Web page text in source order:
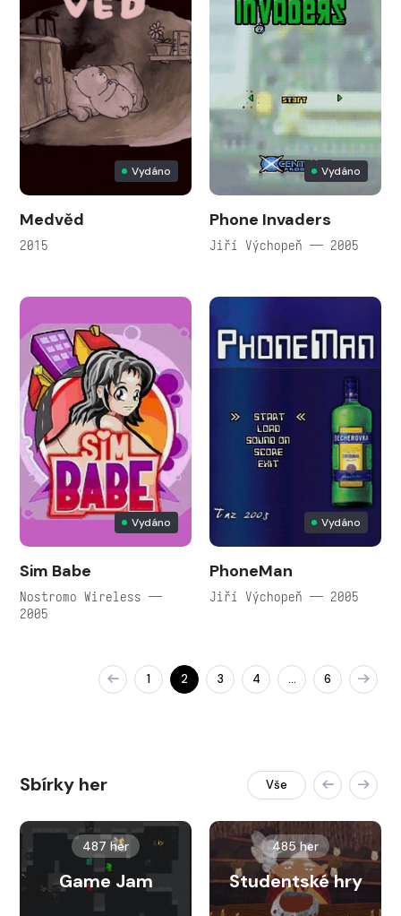
Vydáno
Medvěd
2015
Vydáno
Phone Invaders
Jiří Výchopeň — 2005
Vydáno
Sim Babe
Nostromo Wireless —
2005
Vydáno
PhoneMan
Jiří Výchopeň — 2005
1 2 3 4 … 6
Sbírky her Vše
487 her
Game Jam
485 her
Studentské hry